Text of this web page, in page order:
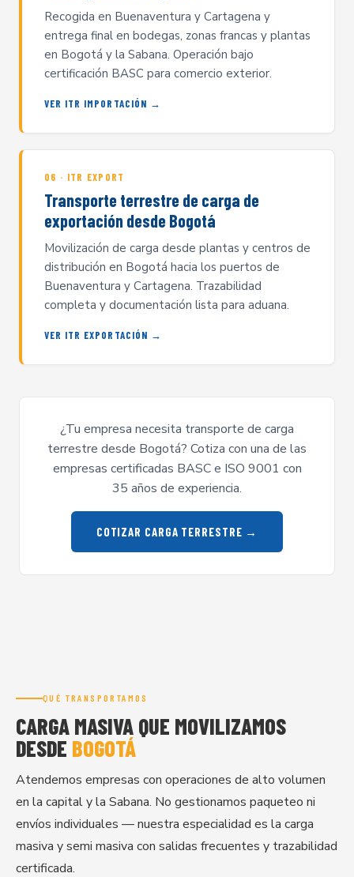
Recogida en Buenaventura y Cartagena y
entrega final en bodegas, zonas francas y plantas
en Bogotá y la Sabana. Operación bajo
certificación BASC para comercio exterior.
VER ITR IMPORTACIÓN →
06 · ITR EXPORT
Transporte terrestre de carga de
exportación desde Bogotá
Movilización de carga desde plantas y centros de
distribución en Bogotá hacia los puertos de
Buenaventura y Cartagena. Trazabilidad
completa y documentación lista para aduana.
VER ITR EXPORTACIÓN →
¿Tu empresa necesita transporte de carga
terrestre desde Bogotá? Cotiza con una de las
empresas certificadas BASC e ISO 9001 con
35 años de experiencia.
COTIZAR CARGA TERRESTRE →
QUÉ TRANSPORTAMOS
CARGA MASIVA QUE MOVILIZAMOS
DESDE BOGOTÁ
Atendemos empresas con operaciones de alto volumen
en la capital y la Sabana. No gestionamos paqueteo ni
envíos individuales — nuestra especialidad es la carga
masiva y semi masiva con salidas frecuentes y trazabilidad
certificada.